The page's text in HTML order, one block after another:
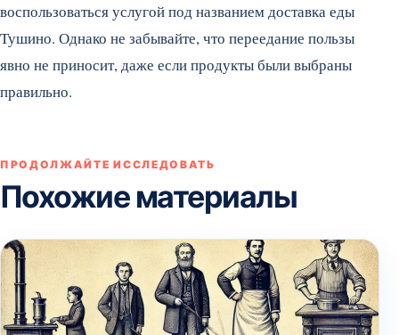
воспользоваться услугой под названием доставка еды
Тушино. Однако не забывайте, что переедание пользы
явно не приносит, даже если продукты были выбраны
правильно.
ПРОДОЛЖАЙТЕ ИССЛЕДОВАТЬ
Похожие материалы